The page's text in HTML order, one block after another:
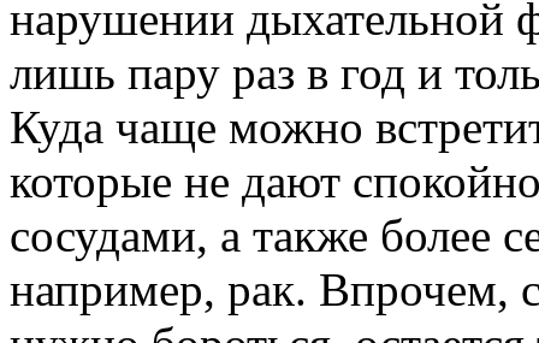
нарушении дыхательной
лишь пару раз в год и
Куда чаще можно
которые не дают
сосудами, а также более
например, рак. Впрочем,